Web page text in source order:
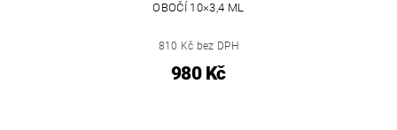
OBOČÍ 10×3,4 ML
810 Kč bez DPH
980 Kč